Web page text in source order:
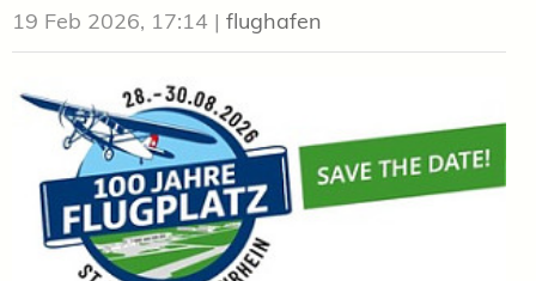
19 Feb 2026, 17:14 | flughafen